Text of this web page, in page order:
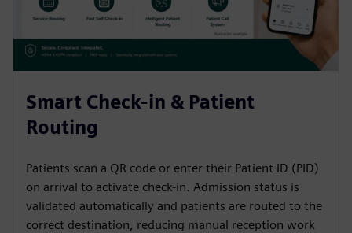
Smart Check-in & Patient
Routing
Patients scan a QR code or enter their Patient ID (PID)
on arrival to activate check-in. Admission status is
validated automatically and patients are routed to the
correct destination, reducing manual reception work